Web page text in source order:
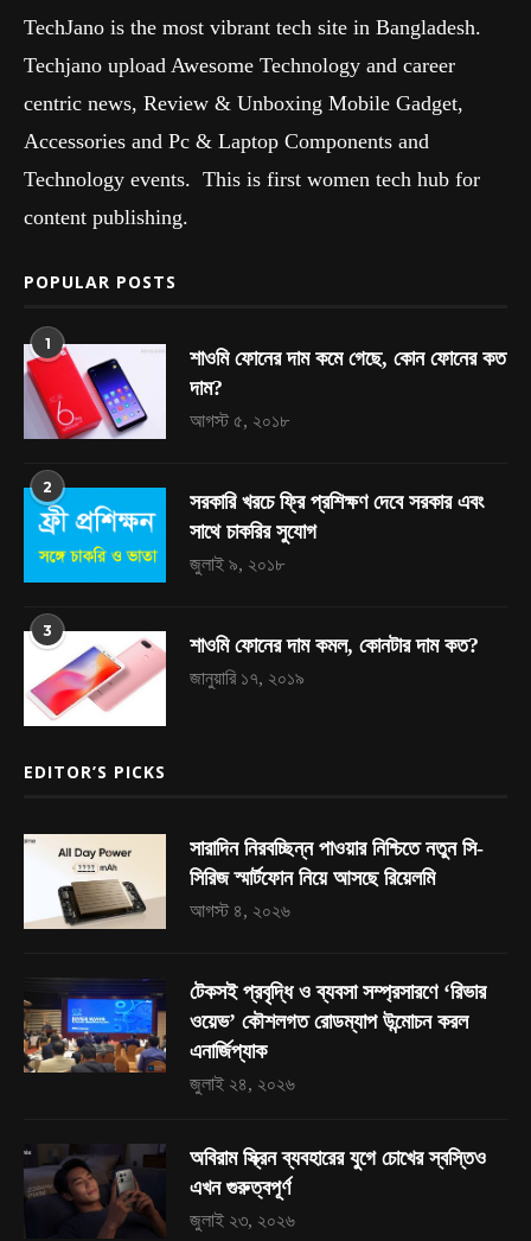
TechJano is the most vibrant tech site in Bangladesh.
Techjano upload Awesome Technology and career
centric news, Review & Unboxing Mobile Gadget,
Accessories and Pc & Laptop Components and
Technology events. This is first women tech hub for
content publishing.
POPULAR POSTS
1
শাওমি ফোনের দাম কমে গেছে, কোন ফোনের কত
দাম?
আগস্ট ৫, ২০১৮
2
সরকারি খরচে ফ্রি প্রশিক্ষণ দেবে সরকার এবং
সাথে চাকরির সুযোগ
জুলাই ৯, ২০১৮
3
শাওমি ফোনের দাম কমল, কোনটার দাম কত?
জানুয়ারি ১৭, ২০১৯
EDITOR’S PICKS
সারাদিন নিরবচ্ছিন্ন পাওয়ার নিশ্চিতে নতুন সি-
সিরিজ স্মার্টফোন নিয়ে আসছে রিয়েলমি
আগস্ট ৪, ২০২৬
টেকসই প্রবৃদ্ধি ও ব্যবসা সম্প্রসারণে ‘রিভার
ওয়েভ’ কৌশলগত রোডম্যাপ উন্মোচন করল
এনার্জিপ্যাক
জুলাই ২৪, ২০২৬
অবিরাম স্ক্রিন ব্যবহারের যুগে চোখের স্বস্তিও
এখন গুরুত্বপূর্ণ
জুলাই ২৩, ২০২৬